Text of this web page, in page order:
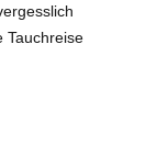
Tauchreise